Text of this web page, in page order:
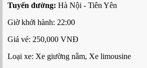
Tuyến đường: Hà Nội - Tiên Yên
Giờ khởi hành: 22:00
Giá vé: 250,000 VNĐ
Loại xe: Xe giường nằm, Xe limousine